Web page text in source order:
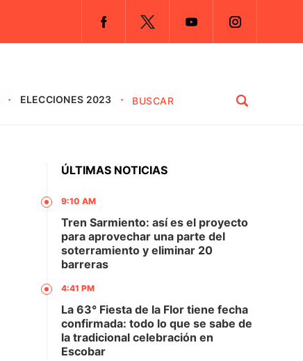
ELECCIONES 2023
ÚLTIMAS NOTICIAS
9:10 AM
Tren Sarmiento: así es el proyecto
para aprovechar una parte del
soterramiento y eliminar 20
barreras
4:41 PM
La 63° Fiesta de la Flor tiene fecha
confirmada: todo lo que se sabe de
la tradicional celebración en
Escobar